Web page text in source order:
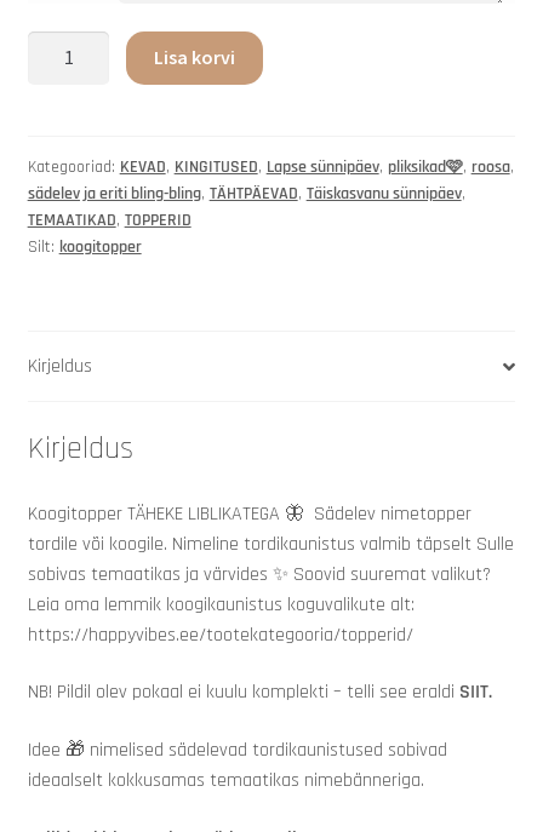
Lisa korvi
Kategooriad: KEVAD, KINGITUSED, Lapse sünnipäev, pliksikad🩷, roosa,
sädelev ja eriti bling-bling, TÄHTPÄEVAD, Täiskasvanu sünnipäev,
TEMAATIKAD, TOPPERID
Silt: koogitopper
Kirjeldus
Kirjeldus
Koogitopper TÄHEKE LIBLIKATEGA 🦋 Sädelev nimetopper
tordile või koogile. Nimeline tordikaunistus valmib täpselt Sulle
sobivas temaatikas ja värvides ✨ Soovid suuremat valikut?
Leia oma lemmik koogikaunistus koguvalikute alt:
https://happyvibes.ee/tootekategooria/topperid/
NB! Pildil olev pokaal ei kuulu komplekti – telli see eraldi SIIT.
Idee 🎁 nimelised sädelevad tordikaunistused sobivad
ideaalselt kokkusamas temaatikas nimebänneriga.